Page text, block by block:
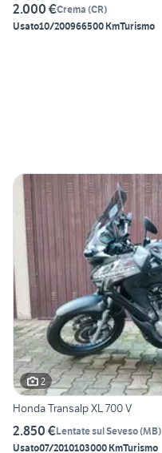
2.000 €Crema (CR)
Usato10/200966500 KmTurismo
2
Honda Transalp XL 700 V
2.850 €Lentate sul Seveso(MB)
Usato07/2010103000 KmTurismo